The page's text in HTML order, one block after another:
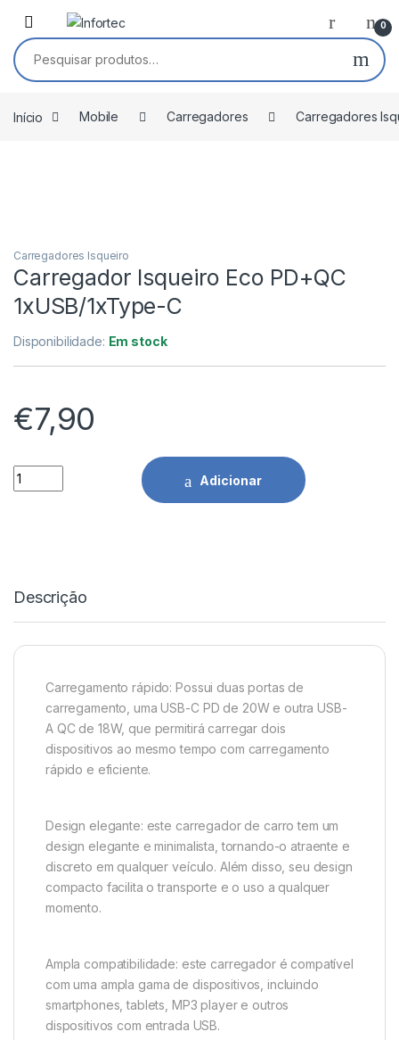
Saltar para navegação
Pular para o conteúdo
0
Pesquisar por:
Início Mobile Carregadores Carregadores
Carregadores Isqueiro
Carregador Isqueiro Eco PD+QC
1xUSB/1xType-C
Disponibilidade: Em stock
€7,90
Carregador Isqueiro Eco PD+QC 1xUSB/1xType-C quantidade
Adicionar
Descrição
Carregamento rápido: Possui duas portas de
carregamento, uma USB-C PD de 20W e outra USB-
A QC de 18W, que permitirá carregar dois
dispositivos ao mesmo tempo com carregamento
rápido e eficiente.
Design elegante: este carregador de carro tem um
design elegante e minimalista, tornando-o atraente e
discreto em qualquer veículo. Além disso, seu design
compacto facilita o transporte e o uso a qualquer
momento.
Ampla compatibilidade: este carregador é compatível
com uma ampla gama de dispositivos, incluindo
smartphones, tablets, MP3 player e outros
dispositivos com entrada USB.